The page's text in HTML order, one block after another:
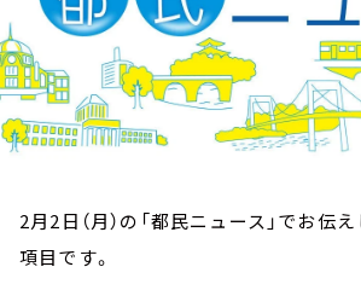
2月2日（月）の「都民ニュース」でお伝
項目です。